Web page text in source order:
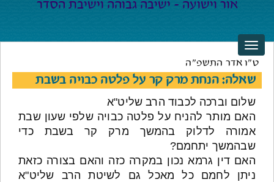
ט"ו אדר התשפ"ה
שאלה: הנחת מרק קר על פלטה כבויה בשבת
שלום וברכה לכבוד הרב שליט"א
האם מותר להניח על פלטה כבויה שלפי שעון שבת
אמורה לדלוק בהמשך מרק קר בשבת כדי
שבהמשך יתחמם?
האם דין גרמא נכון במקרה כזה והאם בצורה כזאת
ניתן לחמם כל מאכל גם לשיטת הרב שליט"א